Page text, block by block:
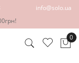
info@solo.ua
0